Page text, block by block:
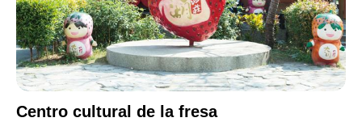
Centro cultural de la fresa